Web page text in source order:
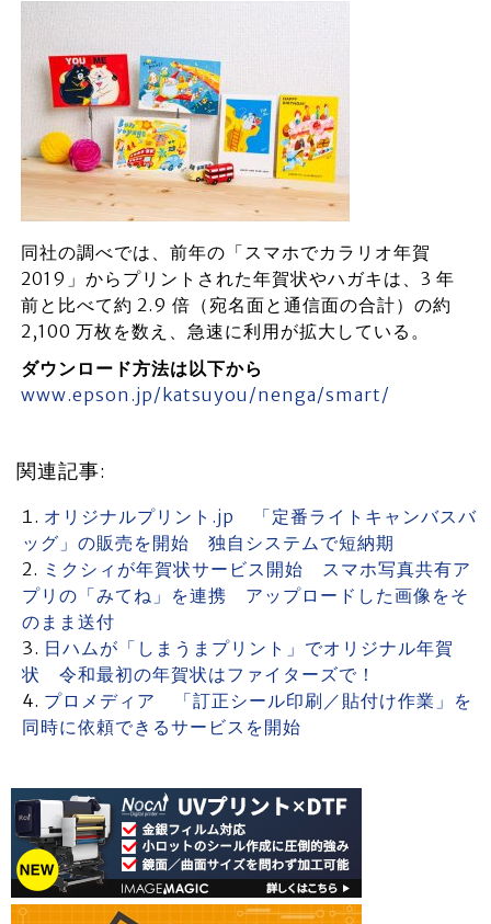
同社の調べでは、前年の「スマホでカラリオ年賀
2019」からプリントされた年賀状やハガキは、3 年
前と⽐べて約 2.9 倍（宛名⾯と通信⾯の合計）の約
2,100 万枚を数え、急速に利⽤が拡⼤している。
ダウンロード⽅法は以下から
www.epson.jp/katsuyou/nenga/smart/
関連記事:
オリジナルプリント.jp 「定番ライトキャンバスバ
ッグ」の販売を開始 独自システムで短納期
ミクシィが年賀状サービス開始 スマホ写真共有ア
プリの「みてね」を連携 アップロードした画像をそ
のまま送付
日ハムが「しまうまプリント」でオリジナル年賀
状 令和最初の年賀状はファイターズで！
プロメディア 「訂正シール印刷／貼付け作業」を
同時に依頼できるサービスを開始